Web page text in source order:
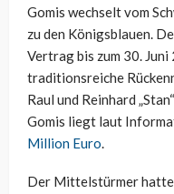
Gomis wechselt vom
zu den Königsblauen.
Vertrag bis zum 30.
traditionsreiche
Raul und Reinhard
Gomis liegt laut
Million Euro.
Der Mittelstürmer hatte